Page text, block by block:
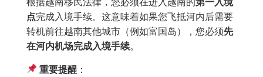
点完成入境手续。这意味着如果您飞抵河内后需要
转机前往越南其他城市（例如富国岛），您必须先
在河内机场完成入境手续。
重要提醒 ：